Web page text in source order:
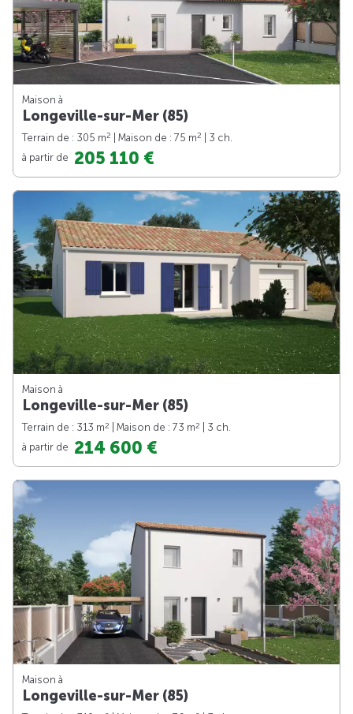
Maison à
Longeville-sur-Mer (85)
Terrain de : 305 m2 | Maison de : 75 m2
| 3 ch.
à partir de 205 110 €
Maison à
Longeville-sur-Mer (85)
Terrain de : 313 m2 | Maison de : 73 m2
| 3 ch.
à partir de 214 600 €
Maison à
Longeville-sur-Mer (85)